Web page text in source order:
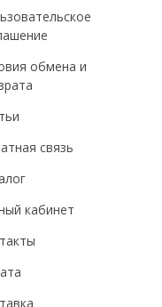
обмена и
связь
кабинет